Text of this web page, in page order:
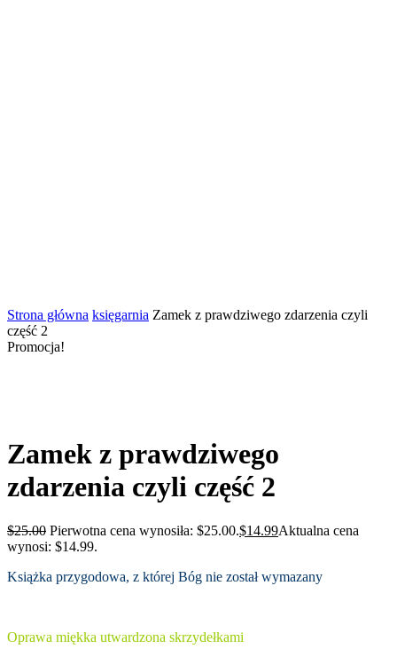
Strona główna księgarnia Zamek z prawdziwego zdarzenia czyli
część 2
Promocja!
Zamek z prawdziwego
zdarzenia czyli część 2
$25.00 Pierwotna cena wynosiła: $25.00.$14.99Aktualna cena
wynosi: $14.99.
Książka przygodowa, z której Bóg nie został wymazany
Oprawa miękka utwardzona skrzydełkami